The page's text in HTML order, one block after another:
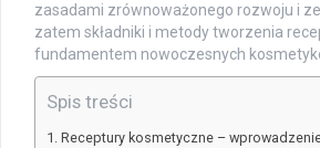
zasadami zrównoważonego rozwoju i
zatem składniki i metody tworzenia
fundamentem nowoczesnych
Spis treści
Receptury kosmetyczne –